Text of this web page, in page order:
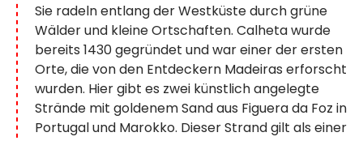
Sie radeln entlang der Westküste durch grüne
Wälder und kleine Ortschaften. Calheta wurde
bereits 1430 gegründet und war einer der ersten
Orte, die von den Entdeckern Madeiras erforscht
wurden. Hier gibt es zwei künstlich angelegte
Strände mit goldenem Sand aus Figuera da Foz in
Portugal und Marokko. Dieser Strand gilt als einer